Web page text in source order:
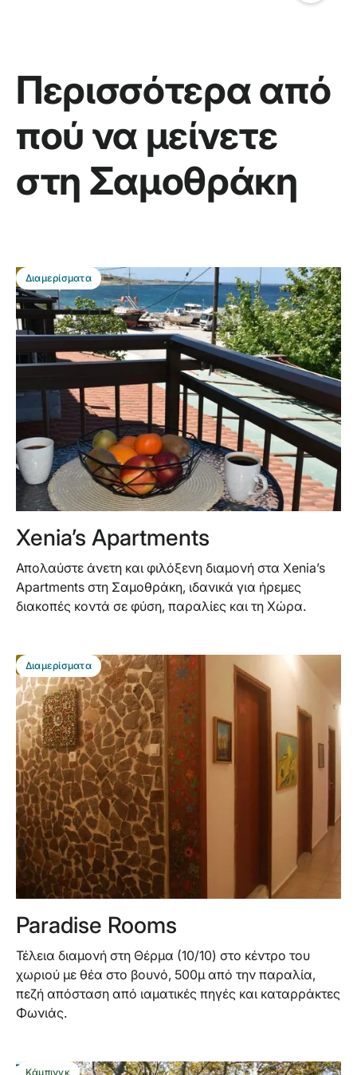
Περισσότερα από
πού να μείνετε
στη Σαμοθράκη
BEST DEAL
Διαμερίσματα
Xenia’s Apartments
Απολαύστε άνετη και φιλόξενη διαμονή στα Xenia’s
Apartments στη Σαμοθράκη, ιδανικά για ήρεμες
διακοπές κοντά σε φύση, παραλίες και τη Χώρα.
BEST DEAL
Διαμερίσματα
Paradise Rooms
Τέλεια διαμονή στη Θέρμα (10/10) στο κέντρο του
χωριού με θέα στο βουνό, 500μ από την παραλία,
πεζή απόσταση από ιαματικές πηγές και καταρράκτες
Φωνιάς.
Κάμπινγκ